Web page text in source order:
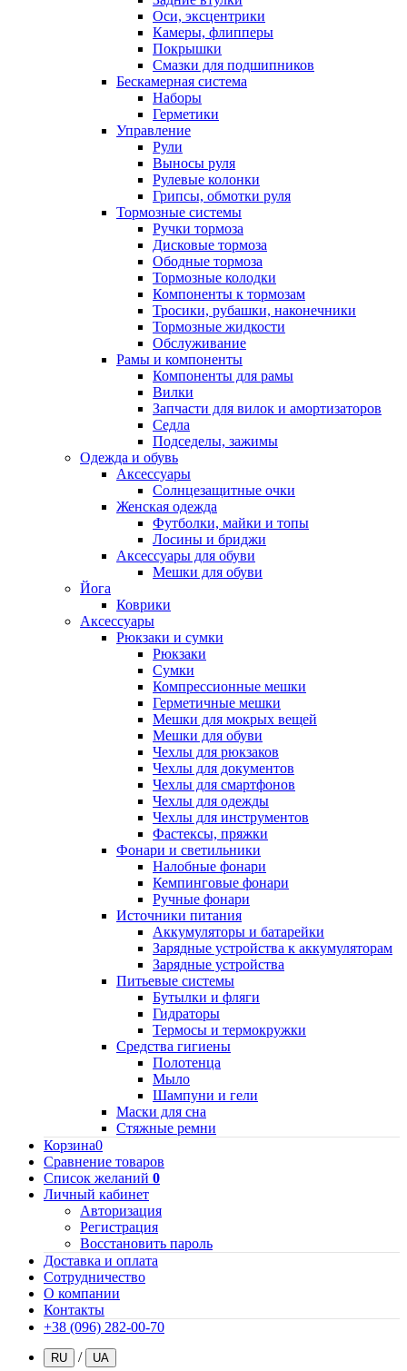
Оси, эксцентрики
Камеры, флипперы
Покрышки
Смазки для подшипников
Бескамерная система
Наборы
Герметики
Управление
Рули
Выносы руля
Рулевые колонки
Грипсы, обмотки руля
Тормозные системы
Ручки тормоза
Дисковые тормоза
Ободные тормоза
Тормозные колодки
Компоненты к тормозам
Тросики, рубашки, наконечники
Тормозные жидкости
Обслуживание
Рамы и компоненты
Компоненты для рамы
Вилки
Запчасти для вилок и амортизаторов
Седла
Подседелы, зажимы
Одежда и обувь
Аксессуары
Солнцезащитные очки
Женская одежда
Футболки, майки и топы
Лосины и бриджи
Аксессуары для обуви
Мешки для обуви
Йога
Коврики
Аксессуары
Рюкзаки и сумки
Рюкзаки
Сумки
Компрессионные мешки
Герметичные мешки
Мешки для мокрых вещей
Мешки для обуви
Чехлы для рюкзаков
Чехлы для документов
Чехлы для смартфонов
Чехлы для одежды
Чехлы для инструментов
Фастексы, пряжки
Фонари и светильники
Налобные фонари
Кемпинговые фонари
Ручные фонари
Источники питания
Аккумуляторы и батарейки
Зарядные устройства к аккумуляторам
Зарядные устройства
Питьевые системы
Бутылки и фляги
Гидраторы
Термосы и термокружки
Средства гигиены
Полотенца
Мыло
Шампуни и гели
Маски для сна
Стяжные ремни
Корзина0
Сравнение товаров
Список желаний 0
Личный кабинет
Авторизация
Регистрация
Восстановить пароль
Доставка и оплата
Сотрудничество
О компании
Контакты
+38 (096) 282-00-70
RU / UA